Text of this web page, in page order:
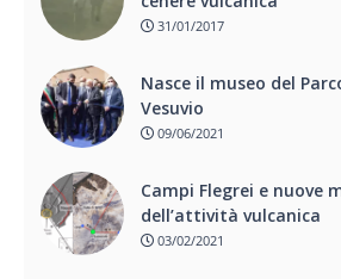
31/01/2017
Nasce il museo del
Vesuvio
09/06/2021
Campi Flegrei e nuove
dell’attività vulcanica
03/02/2021